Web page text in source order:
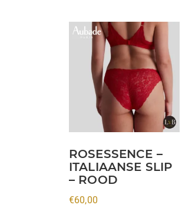
ROSESSENCE –
ITALIAANSE SLIP
– ROOD
€60,00
Dit
meerdere
variaties.
gekozen
worden
op
de